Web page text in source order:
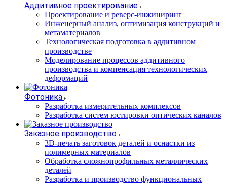
Аддитивное проектирование
Проектирование и реверс-инжиниринг
Инженерный анализ, оптимизация конструкций и
метаматериалов
Технологическая подготовка в аддитивном
производстве
Моделирование процессов аддитивного
производства и компенсация технологических
деформаций
Фотоника
Разработка измерительных комплексов
Разработка систем юстировки оптических каналов
Заказное производство
3D-печать заготовок деталей и оснастки из
полимерных материалов
Обработка сложнопрофильных металлических
деталей
Разработка и производство функциональных